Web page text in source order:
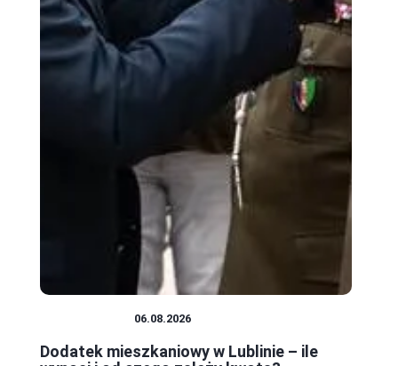
06.08.2026
Dodatek mieszkaniowy w Lublinie – ile